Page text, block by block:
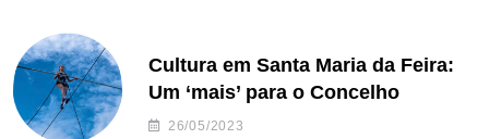
Cultura em Santa Maria da Feira:
Um ‘mais’ para o Concelho
26/05/2023